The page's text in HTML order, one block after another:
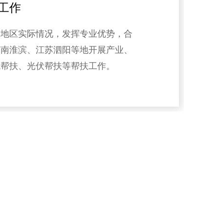
作
区实际情况，发挥专业优势，合
淮滨、江苏泗阳等地开展产业、
扶、光伏帮扶等帮扶工作。